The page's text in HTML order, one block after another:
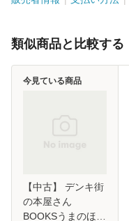
類似商品と比較する
【中古】 デンキ街
の本屋さん
BOOKSうまのほね
今見ている商品